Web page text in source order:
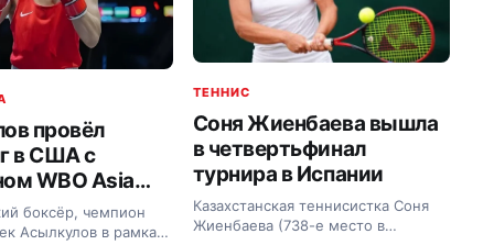
провёл
в США с
WBO Asia
боксёр, чемпион
Асылкулов в рамках
ТЕННИС
Соня Жиенбаева вышла
в четвертьфинал
турнира в Испании
Казахстанская теннисистка Соня
Жиенбаева (738-е место в